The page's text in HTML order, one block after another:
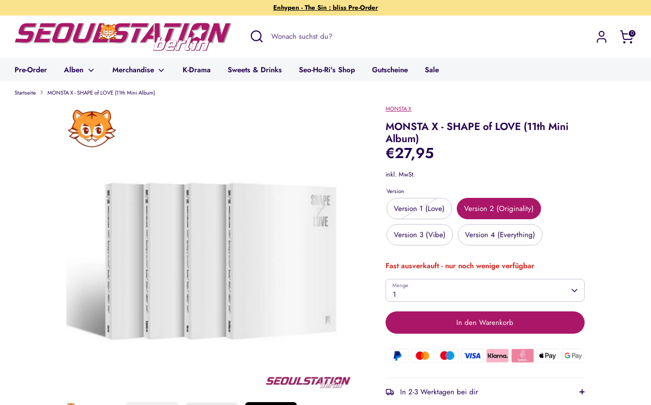
zum
Enhypen - The Sin : bliss Pre-Order
Suchen
Wonach
suchst
0
Pre-Order Alben Merchandise K-Drama Sweets & Drinks Seo-Ho-Ri's Shop Gutscheine Sale
Startseite MONSTA X - SHAPE of LOVE (11th Mini Album)
MONSTA X
MONSTA X - SHAPE of LOVE (11th Mini
Album)
€27,95
inkl. MwSt.
Version
Version 1 (Love) Version 2 (Originality)
Version 3 (Vibe) Version 4 (Everything)
Fast ausverkauft - nur noch wenige verfügbar
Menge
1
In den Warenkorb
In 2-3 Werktagen bei dir